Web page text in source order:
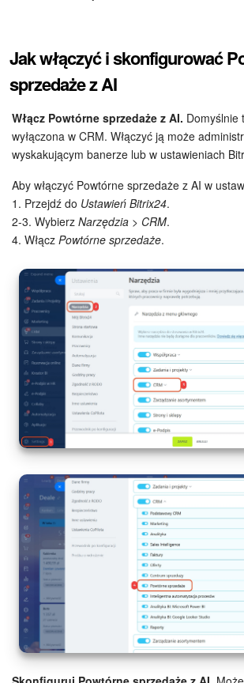
Jak włączyć i skonfigurować
sprzedaże z AI
Włącz Powtórne sprzedaże z AI. Domyślnie
wyłączona w CRM. Włączyć ją może
wyskakującym banerze lub w ustawieniach
Aby włączyć Powtórne sprzedaże z AI w
1. Przejdź do Ustawień Bitrix24.
2-3. Wybierz Narzędzia > CRM.
4. Włącz Powtórne sprzedaże.